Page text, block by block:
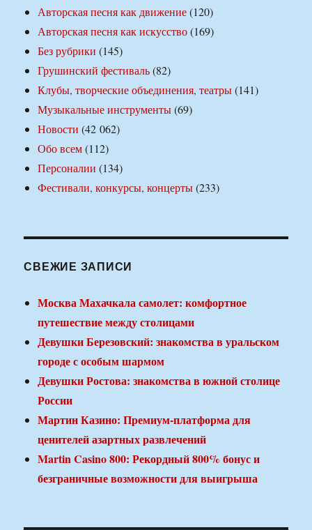
Авторская песня как движение(120)
Авторская песня как искусство(169)
Без рубрики (145)
Грушинский фестиваль(82)
Клубы, творческие объединения, театры(141)
Музыкальные инструменты(69)
Новости (42 062)
Обо всем(112)
Персоналии (134)
Фестивали, конкурсы, концерты(233)
СВЕЖИЕ ЗАПИСИ
Москва Махачкала самолет: комфортное
путешествие между столицами
Девушки Березовский: знакомства в уральском
городе с особым шармом
Девушки Ростова: знакомства в южной столице
России
Мартин Казино: Премиум-платформа для
ценителей азартных развлечений
Martin Casino 800: Рекордный 800% бонус и
безграничные возможности для выигрыша